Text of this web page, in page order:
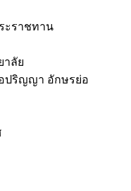
ะราชทาน
าลัย
ปริญญา อักษรย่อ